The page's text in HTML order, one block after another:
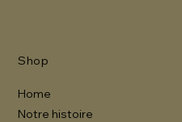
Shop
Home
Notre histoire